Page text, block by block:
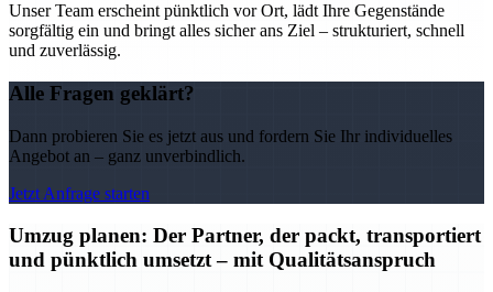
Unser Team erscheint pünktlich vor Ort, lädt Ihre Gegenstände
sorgfältig ein und bringt alles sicher ans Ziel – strukturiert, schnell
und zuverlässig.
Alle Fragen geklärt?
Dann probieren Sie es jetzt aus und fordern Sie Ihr individuelles
Angebot an – ganz unverbindlich.
Jetzt Anfrage starten
Umzug planen: Der Partner, der packt, transportiert
und pünktlich umsetzt – mit Qualitätsanspruch